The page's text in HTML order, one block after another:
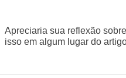
Apreciaria sua reflexão
isso em algum lugar do